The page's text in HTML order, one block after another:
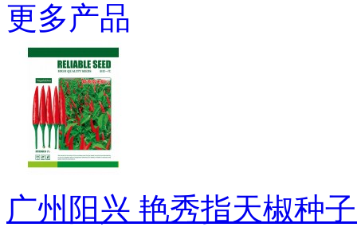
更多产品
广州阳兴 艳秀指天椒种